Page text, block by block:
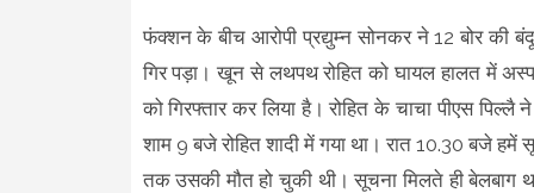
फंक्शन के बीच आरोपी प्रद्युम्न सोनकर ने 12 बोर की
गिर पड़ा। खून से लथपथ रोहित को घायल हालत में
को गिरफ्तार कर लिया है। रोहित के चाचा पीएस
शाम 9 बजे रोहित शादी में गया था। रात 10.30 बजे
तक उसकी मौत हो चुकी थी। सूचना मिलते ही बेलबाग